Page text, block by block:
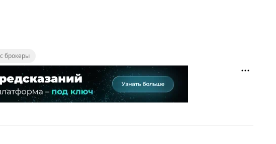
брокеры